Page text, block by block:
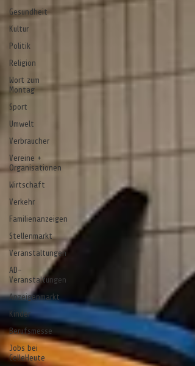
Gesundheit
Kultur
Politik
Religion
Wort zum
Montag
Sport
Umwelt
Verbraucher
Vereine +
Organisationen
Wirtschaft
Verkehr
Familienanzeigen
Stellenmarkt
Veranstaltungen
AD-
Veranstaltungen
Anzeigenmarkt
Kinder
Berufsmesse
Jobs bei
CelleHeute